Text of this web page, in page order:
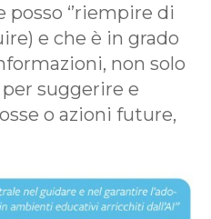
‘’riempire di
e che è in grado
non solo
suggerire e
o azioni future,